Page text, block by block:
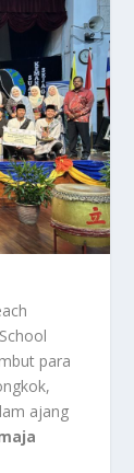
para
ajang